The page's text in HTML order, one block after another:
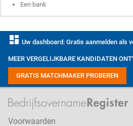
Een bank
dashboard Uw dashboard: Gratis aanmelden als
MEER VERGELIJKBARE KANDIDATEN
GRATIS MATCHMAKER PROBEREN
Voorwaarden